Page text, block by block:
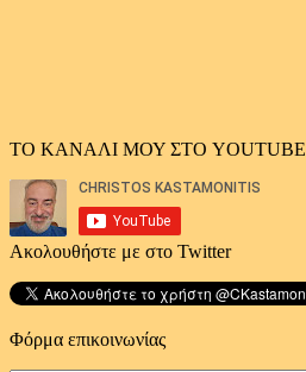
ΤΟ ΚΑΝΑΛΙ ΜΟΥ ΣΤΟ YOUTUBE
Ακολουθήστε με στο Twitter
Φόρμα επικοινωνίας